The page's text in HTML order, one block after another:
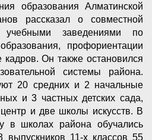
образования Алматинской
рассказал о совместной
заведениями по
профориентации
кадров. Он также остановился
системы района.
20 средних и 2 начальные
и 3 частных детских сада,
центр и две школы искусств. В
в школах района обучались
11-х классов 55